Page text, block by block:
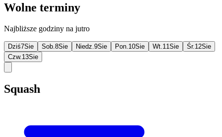
Wolne terminy
Najbliższe godziny na jutro
Dziś7Sie Sob. 8Sie Niedz. 9Sie Pon. 10Sie Wt. 11Sie Śr. 12Sie
Czw. 13Sie
Squash